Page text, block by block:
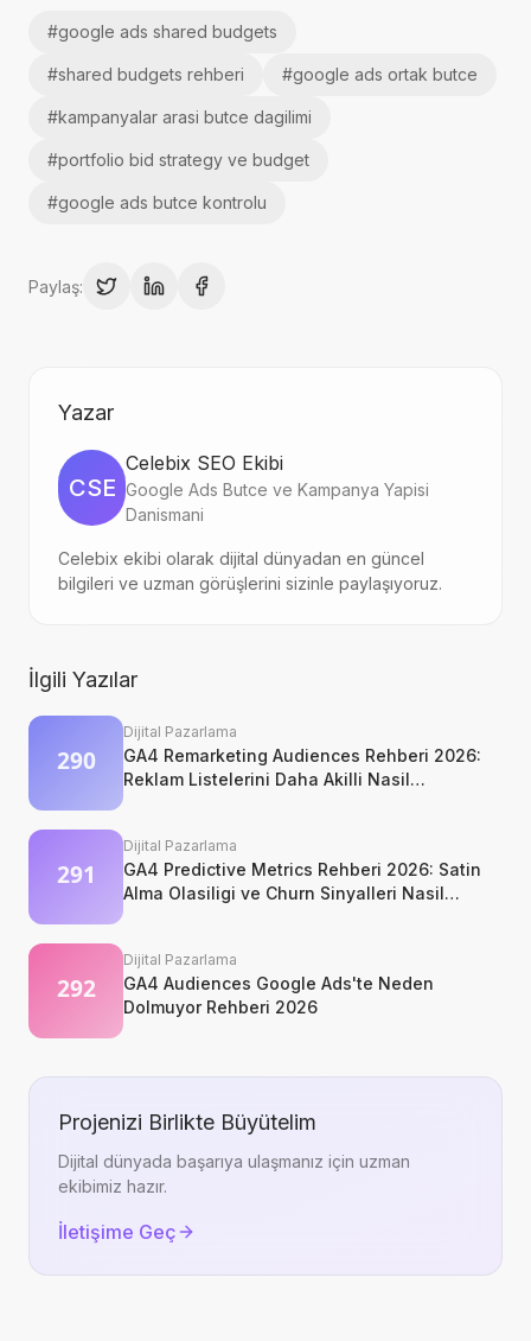
#google ads shared budgets
#shared budgets rehberi #google ads ortak butce
#kampanyalar arasi butce dagilimi
#portfolio bid strategy ve budget
#google ads butce kontrolu
Paylaş:
Yazar
CSE
Celebix SEO Ekibi
Google Ads Butce ve Kampanya Yapisi
Danismani
Celebix ekibi olarak dijital dünyadan en güncel
bilgileri ve uzman görüşlerini sizinle paylaşıyoruz.
İlgili Yazılar
Dijital Pazarlama
GA4 Remarketing Audiences Rehberi 2026:
Reklam Listelerini Daha Akilli Nasil
Dijital Pazarlama
GA4 Predictive Metrics Rehberi 2026: Satin
Alma Olasiligi ve Churn Sinyalleri Nasil
Dijital Pazarlama
GA4 Audiences Google Ads'te Neden
Dolmuyor Rehberi 2026
Projenizi Birlikte Büyütelim
Dijital dünyada başarıya ulaşmanız için uzman
ekibimiz hazır.
İletişime Geç